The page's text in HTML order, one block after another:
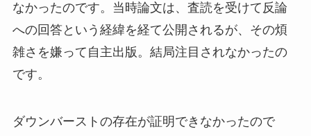
なかったのです。当時論文は、査読を受けて反論
への回答という経緯を経て公開されるが、その煩
雑さを嫌って自主出版。結局注目されなかったの
です。
ダウンバーストの存在が証明できなかったので